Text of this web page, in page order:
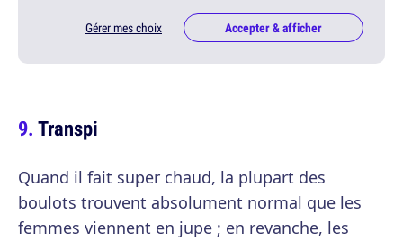
Gérer mes choix Accepter & afficher
Transpi
Quand il fait super chaud, la plupart des
boulots trouvent absolument normal que les
femmes viennent en jupe ; en revanche, les